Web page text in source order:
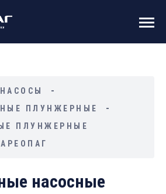
НАСОСЫ
ПЛУНЖЕРНЫЕ
ПЛУНЖЕРНЫЕ
насосные